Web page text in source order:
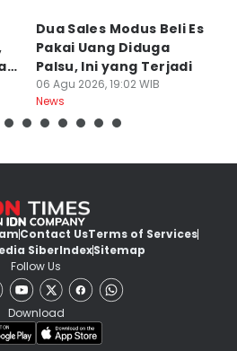
Dua Sales Modus Beli Es
Pakai Uang Diduga
Palsu, Ini yang Terjadi
06 Agu 2026, 19:02 WIB
News
Contact UsTerms of Services
SiberIndexSitemap
Follow Us
Download